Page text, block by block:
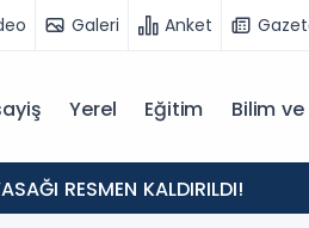
Galeri Anket
Yerel Eğitim Bilim
RESMEN KALDIRILDI!